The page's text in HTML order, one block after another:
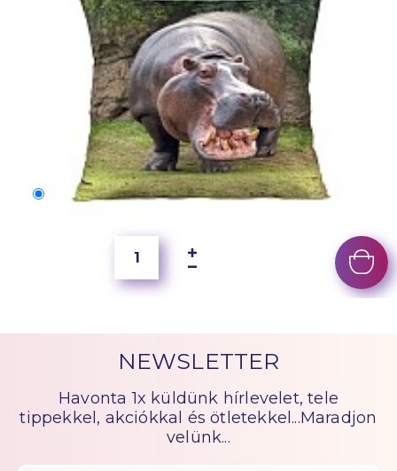
50x40 cm
NEWSLETTER
Havonta 1x küldünk hírlevelet, tele
tippekkel, akciókkal és ötletekkel...Maradjon
velünk...